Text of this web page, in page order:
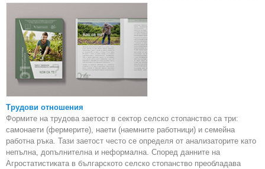
Трудови отношения
Формите на трудова заетост в сектор селско стопанство са три:
самонаети (фермерите), наети (наемните работници) и семейна
работна ръка. Тази заетост често се определя от анализаторите като
непълна, допълнителна и неформална. Според данните на
Агростатистиката в българското селско стопанство преобладава